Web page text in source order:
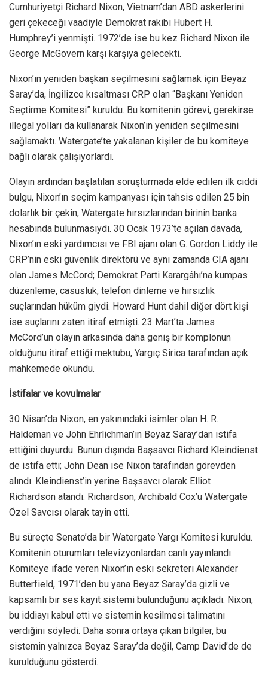
Cumhuriyetçi Richard Nixon, Vietnam’dan ABD askerlerini
geri çekeceği vaadiyle Demokrat rakibi Hubert H.
Humphrey’i yenmişti. 1972’de ise bu kez Richard Nixon ile
George McGovern karşı karşıya gelecekti.
Nixon’ın yeniden başkan seçilmesini sağlamak için Beyaz
Saray’da, İngilizce kısaltması CRP olan “Başkanı Yeniden
Seçtirme Komitesi” kuruldu. Bu komitenin görevi, gerekirse
illegal yolları da kullanarak Nixon’ın yeniden seçilmesini
sağlamaktı. Watergate’te yakalanan kişiler de bu komiteye
bağlı olarak çalışıyorlardı.
Olayın ardından başlatılan soruşturmada elde edilen ilk ciddi
bulgu, Nixon’ın seçim kampanyası için tahsis edilen 25 bin
dolarlık bir çekin, Watergate hırsızlarından birinin banka
hesabında bulunmasıydı. 30 Ocak 1973’te açılan davada,
Nixon’ın eski yardımcısı ve FBI ajanı olan G. Gordon Liddy ile
CRP’nin eski güvenlik direktörü ve aynı zamanda CIA ajanı
olan James McCord; Demokrat Parti Karargâhı’na kumpas
düzenleme, casusluk, telefon dinleme ve hırsızlık
suçlarından hüküm giydi. Howard Hunt dahil diğer dört kişi
ise suçlarını zaten itiraf etmişti. 23 Mart’ta James
McCord’un olayın arkasında daha geniş bir komplonun
olduğunu itiraf ettiği mektubu, Yargıç Sirica tarafından açık
mahkemede okundu.
İstifalar ve kovulmalar
30 Nisan’da Nixon, en yakınındaki isimler olan H. R.
Haldeman ve John Ehrlichman’ın Beyaz Saray’dan istifa
ettiğini duyurdu. Bunun dışında Başsavcı Richard Kleindienst
de istifa etti; John Dean ise Nixon tarafından görevden
alındı. Kleindienst’in yerine Başsavcı olarak Elliot
Richardson atandı. Richardson, Archibald Cox’u Watergate
Özel Savcısı olarak tayin etti.
Bu süreçte Senato’da bir Watergate Yargı Komitesi kuruldu.
Komitenin oturumları televizyonlardan canlı yayınlandı.
Komiteye ifade veren Nixon’ın eski sekreteri Alexander
Butterfield, 1971’den bu yana Beyaz Saray’da gizli ve
kapsamlı bir ses kayıt sistemi bulunduğunu açıkladı. Nixon,
bu iddiayı kabul etti ve sistemin kesilmesi talimatını
verdiğini söyledi. Daha sonra ortaya çıkan bilgiler, bu
sistemin yalnızca Beyaz Saray’da değil, Camp David’de de
kurulduğunu gösterdi.